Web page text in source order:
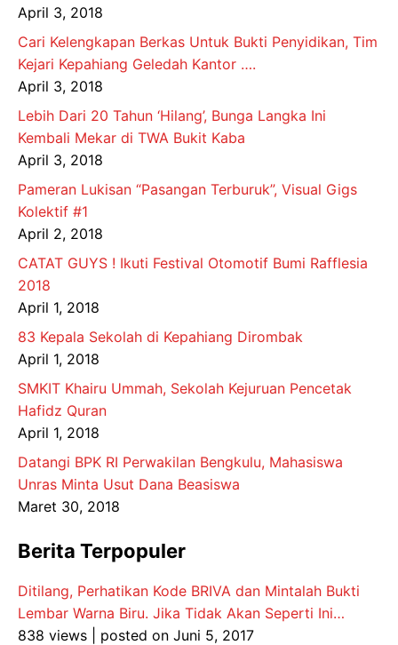
April 3, 2018
Cari Kelengkapan Berkas Untuk Bukti Penyidikan, Tim
Kejari Kepahiang Geledah Kantor ….
April 3, 2018
Lebih Dari 20 Tahun ‘Hilang’, Bunga Langka Ini
Kembali Mekar di TWA Bukit Kaba
April 3, 2018
Pameran Lukisan “Pasangan Terburuk”, Visual Gigs
Kolektif #1
April 2, 2018
CATAT GUYS ! Ikuti Festival Otomotif Bumi Rafflesia
2018
April 1, 2018
83 Kepala Sekolah di Kepahiang Dirombak
April 1, 2018
SMKIT Khairu Ummah, Sekolah Kejuruan Pencetak
Hafidz Quran
April 1, 2018
Datangi BPK RI Perwakilan Bengkulu, Mahasiswa
Unras Minta Usut Dana Beasiswa
Maret 30, 2018
Berita Terpopuler
Ditilang, Perhatikan Kode BRIVA dan Mintalah Bukti
Lembar Warna Biru. Jika Tidak Akan Seperti Ini…
838 views
posted on Juni 5, 2017